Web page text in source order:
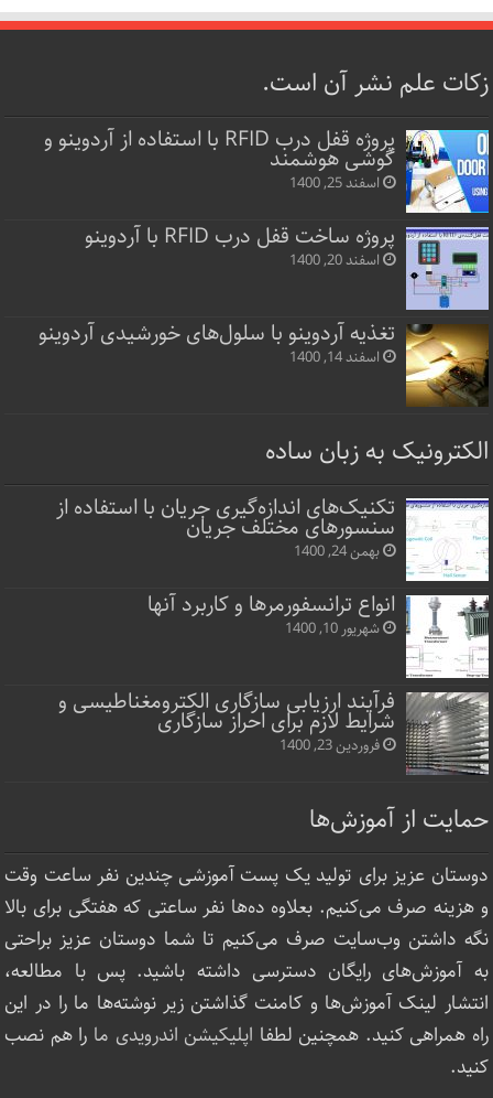
زکات علم نشر آن است.
پروژه قفل‌ درب RFID با استفاده از آردوینو و
گوشی هوشمند
اسفند 25, 1400
پروژه ساخت قفل‌ درب RFID با آردوینو
اسفند 20, 1400
تغذیه آردوینو با سلول‌های خورشیدی آردوینو
اسفند 14, 1400
الکترونیک به زبان ساده
تکنیک‌های اندازه‌گیری جریان با استفاده از
سنسورهای مختلف جریان
بهمن 24, 1400
انواع ترانسفورمرها و کاربرد آنها
شهریور 10, 1400
فرآیند ارزیابی سازگاری الکترومغناطیسی و
شرایط لازم برای احراز سازگاری
فروردین 23, 1400
حمایت از آموزش‌ها
دوستان عزیز برای تولید یک پست آموزشی چندین نفر ساعت‌ وقت
و هزینه صرف می‌کنیم. بعلاوه ده‌ها نفر ساعتی که هفتگی برای بالا
نگه داشتن وب‌سایت صرف ‌می‌کنیم تا شما دوستان عزیز براحتی
به آموزش‌های رایگان دسترسی داشته باشید. پس با مطالعه،
انتشار لینک‌ آموزش‌ها و کامنت گذاشتن زیر نوشته‌‌ها ما را در این
راه همراهی کنید. همچنین لطفا اپلیکیشن اندرویدی ما را هم نصب
کنید.